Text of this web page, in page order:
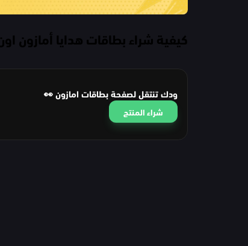
كيفية شراء بطاقات هدايا أمازون
ودك تنتقل لصفحة بطاقات امازون 👀
شراء المنتج